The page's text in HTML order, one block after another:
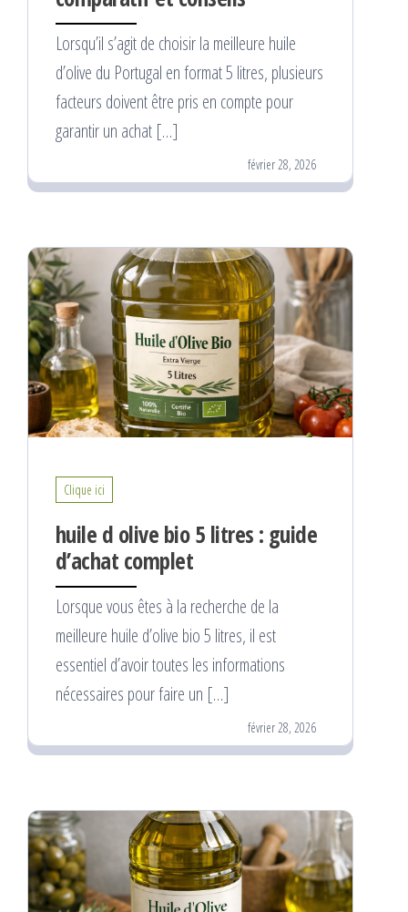
Lorsqu’il s’agit de choisir la meilleure huile
d’olive du Portugal en format 5 litres, plusieurs
facteurs doivent être pris en compte pour
garantir un achat […]
février 28, 2026
Clique ici
huile d olive bio 5 litres : guide
d’achat complet
Lorsque vous êtes à la recherche de la
meilleure huile d’olive bio 5 litres, il est
essentiel d’avoir toutes les informations
nécessaires pour faire un […]
février 28, 2026